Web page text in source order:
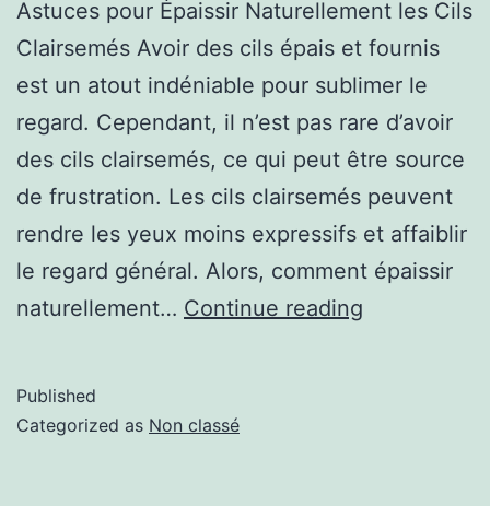
Astuces pour Épaissir Naturellement les Cils
Clairsemés Avoir des cils épais et fournis
est un atout indéniable pour sublimer le
regard. Cependant, il n’est pas rare d’avoir
des cils clairsemés, ce qui peut être source
de frustration. Les cils clairsemés peuvent
rendre les yeux moins expressifs et affaiblir
le regard général. Alors, comment épaissir
naturellement… Continue reading
Published
Categorized as Non classé